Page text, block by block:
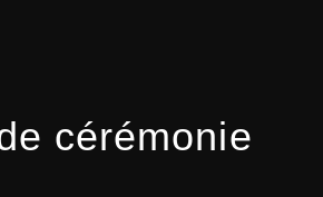
cérémonie